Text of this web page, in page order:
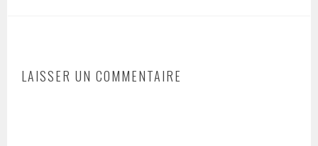
LAISSER UN COMMENTAIRE